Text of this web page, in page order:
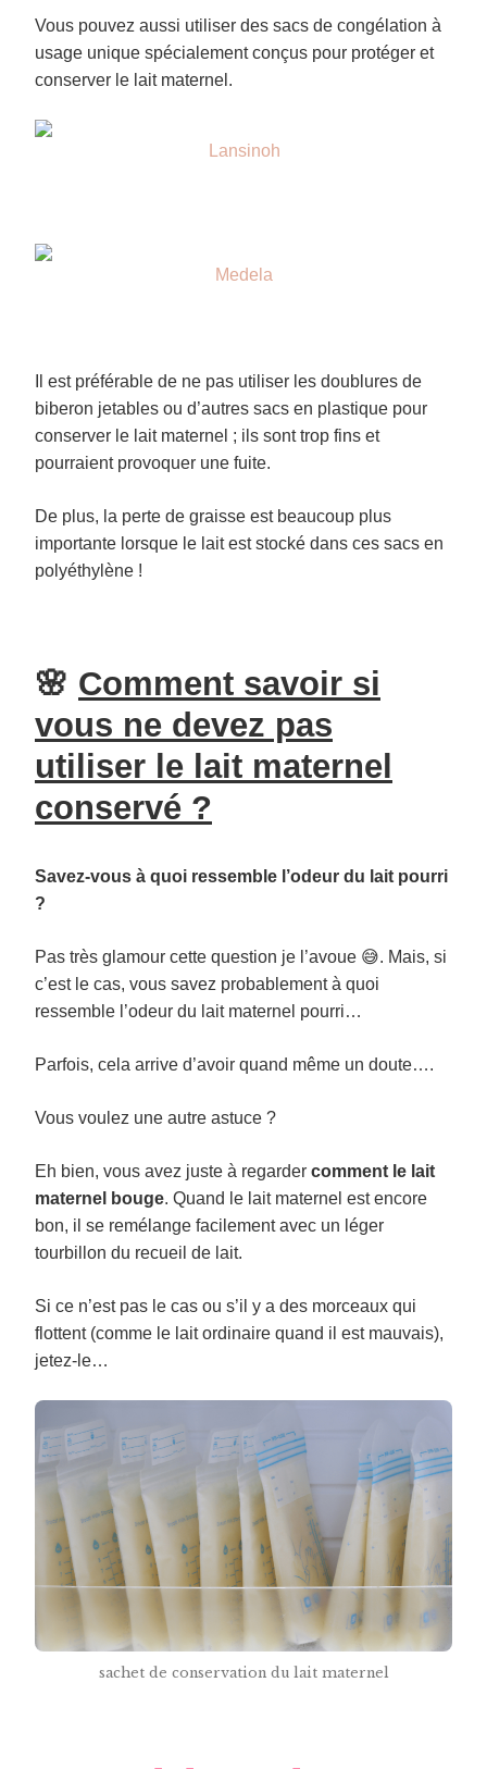
Vous pouvez aussi utiliser des sacs de congélation à
usage unique spécialement conçus pour protéger et
conserver le lait maternel.
Lansinoh
Medela
Il est préférable de ne pas utiliser les doublures de
biberon jetables ou d’autres sacs en plastique pour
conserver le lait maternel ; ils sont trop fins et
pourraient provoquer une fuite.
De plus, la perte de graisse est beaucoup plus
importante lorsque le lait est stocké dans ces sacs en
polyéthylène !
🌸 Comment savoir si
vous ne devez pas
utiliser le lait maternel
conservé ?
Savez-vous à quoi ressemble l’odeur du lait pourri
?
Pas très glamour cette question je l’avoue 😅. Mais, si
c’est le cas, vous savez probablement à quoi
ressemble l’odeur du lait maternel pourri…
Parfois, cela arrive d’avoir quand même un doute….
Vous voulez une autre astuce ?
Eh bien, vous avez juste à regarder comment le lait
maternel bouge. Quand le lait maternel est encore
bon, il se remélange facilement avec un léger
tourbillon du recueil de lait.
Si ce n’est pas le cas ou s’il y a des morceaux qui
flottent (comme le lait ordinaire quand il est mauvais),
jetez-le…
sachet de conservation du lait maternel